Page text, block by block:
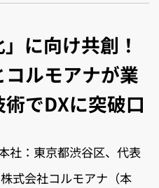
に向け共創！
コルモアナが業
でDXに突破口
社：東京都渋谷区、代表
式会社コルモアナ（本